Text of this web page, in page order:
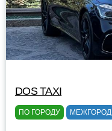
DOS TAXI
ПО ГОРОДУ МЕЖГОРОД